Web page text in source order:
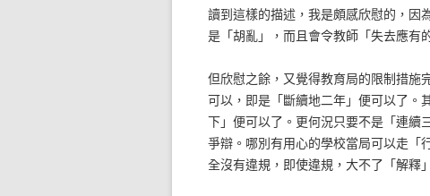
讀到這樣的描述，我是頗感欣慰的，因
是「胡亂」，而且會令教師「失去應有
但欣慰之餘，又覺得教育局的限制措施
可以，即是「斷續地二年」便可以了。
下」便可以了。更何況只要不是「連續
爭辯。哪別有用心的學校當局可以走「
全沒有違規，即使違規，大不了「解釋